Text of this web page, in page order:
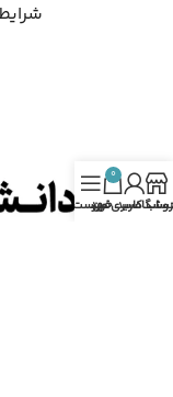
کاربری من
0
سبد خریدفهرست